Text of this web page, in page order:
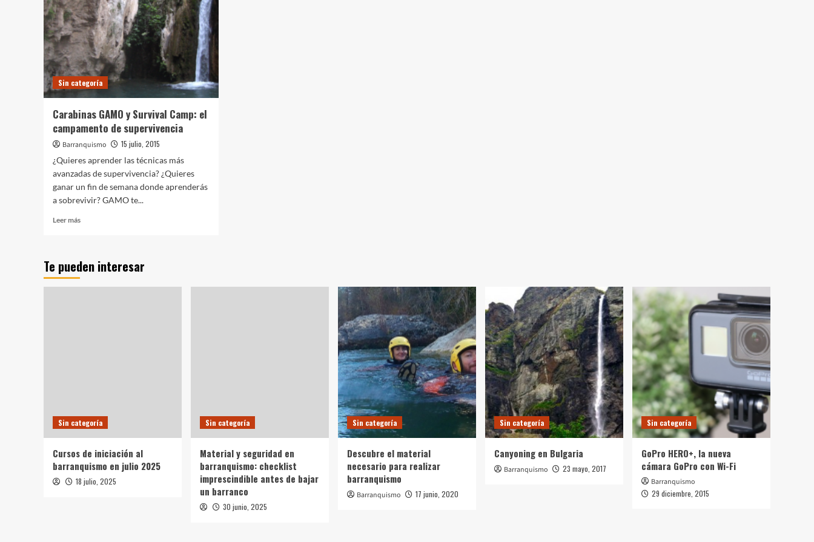
Sin categoría
Carabinas GAMO y Survival Camp: el
campamento de supervivencia
Barranquismo
15 julio, 2015
¿Quieres aprender las técnicas más
avanzadas de supervivencia? ¿Quieres
ganar un fin de semana donde aprenderás
a sobrevivir? GAMO te...
Leer másLeer
GAMO
Survival
Te pueden interesar
Sin categoría
Cursos de iniciación al
barranquismo en julio 2025
18 julio, 2025
Sin categoría
Material y seguridad en
barranquismo: checklist
imprescindible antes de bajar
un barranco
30 junio, 2025
Sin categoría
Descubre el material
necesario para realizar
barranquismo
Barranquismo 17 junio, 2020
Sin categoría
Canyoning en Bulgaria
Barranquismo 23 mayo, 2017
Sin categoría
GoPro HERO+, la nueva
cámara GoPro con Wi-Fi
Barranquismo
29 diciembre, 2015